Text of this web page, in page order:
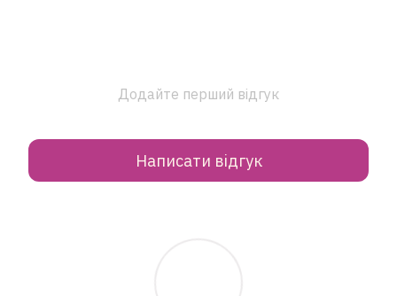
Додайте перший відгук
Написати відгук